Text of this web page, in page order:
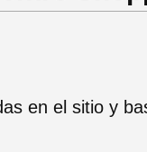
en el sitio y